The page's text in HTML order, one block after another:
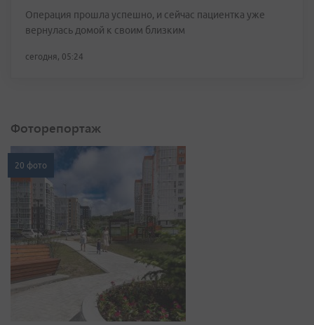
Операция прошла успешно, и сейчас пациентка уже
вернулась домой к своим близким
сегодня, 05:24
Фоторепортаж
20 фото